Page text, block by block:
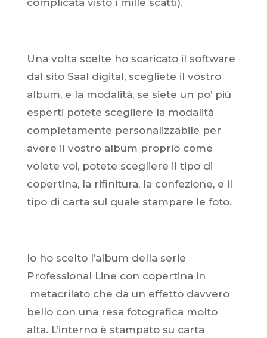
complicata visto i mille scatti).
Una volta scelte ho scaricato il software
dal sito Saal digital, scegliete il vostro
album, e la modalità, se siete un po’ più
esperti potete scegliere la modalità
completamente personalizzabile per
avere il vostro album proprio come
volete voi, potete scegliere il tipo di
copertina, la rifinitura, la confezione, e il
tipo di carta sul quale stampare le foto.
Io ho scelto l’album della serie
Professional Line con copertina in
metacrilato che da un effetto davvero
bello con una resa fotografica molto
alta. L’interno è stampato su carta